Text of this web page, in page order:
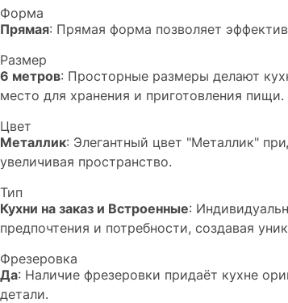
Форма
Прямая: Прямая форма позволяет
Размер
6 метров: Просторные размеры делают
место для хранения и приготовления пищи.
Цвет
Металлик: Элегантный цвет "Металлик"
увеличивая пространство.
Тип
Кухни на заказ и Встроенные:
предпочтения и потребности, создавая
Фрезеровка
Да: Наличие фрезеровки придаёт кухне
детали.